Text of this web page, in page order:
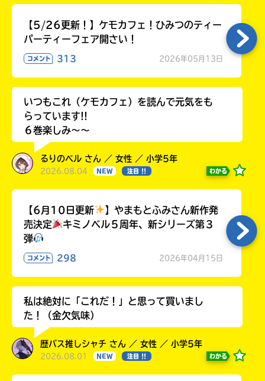
【5/26更新！】ケモカフェ！ひみつのティー
パーティーフェア開さい！
コメント 313 2026年05月13日
いつもこれ（ケモカフェ）を読んで元気をも
らっています!!
６巻楽しみ～～
るりのベル さん ／ 女性 ／ 小学5年
2026.08.04 NEW 注目 !! わかる
【6月10日更新
】やまもとふみさん新作発
売決定
キミノベル５周年、新シリーズ第３
弾
コメント 298 2026年04月15日
私は絶対に「これだ！」と思って買いまし
た！（金欠気味）
歴バス推しシャチ さん ／ 女性 ／ 小学5年
2026.08.01 NEW 注目 !! わかる